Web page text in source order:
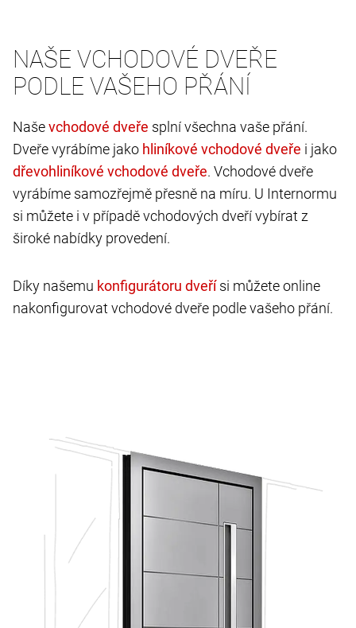
NAŠE VCHODOVÉ DVEŘE
PODLE VAŠEHO PŘÁNÍ
Naše
splní všechna vaše přání.
Dveře vyrábíme jako
i jako
. Vchodové dveře
vyrábíme samozřejmě přesně na míru. U Internormu
si můžete i v případě vchodových dveří vybírat z
široké nabídky provedení.
Díky našemu
si můžete online
nakonfigurovat vchodové dveře podle vašeho přání.